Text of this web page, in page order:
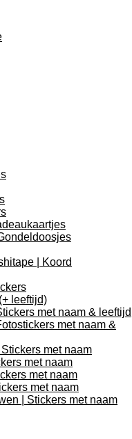
| Koord
leeftijd)
met naam & leeftijd
met naam &
met naam
met naam
met naam
met naam
| Stickers met naam